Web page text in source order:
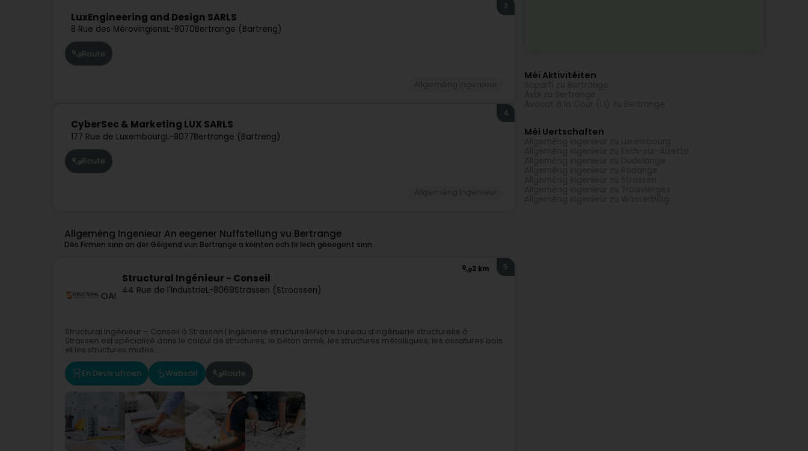
LuxEngineering and Design SARLS
8 Rue des MérovingiensL-8070Bertrange (Bartreng)
3
Route
CyberSec & Marketing LUX SARLS
177 Rue de LuxembourgL-8077Bertrange (Bartreng)
4
Route
Allgeméng Ingenieur An eegener Nuffstellung vu Bertrange
Dës Firmen sinn an der Géigend vun Bertrange a kéinten och fir Iech gëeegent sinn.
2 km
OAI
Structural Ingénieur - Conseil
44 Rue de l'IndustrieL-8069Strassen (Stroossen)
5
Structural Ingénieur – Conseil à Strassen | Ingénierie structurelleNotre bureau d’ingénierie structurelle à
Strassen est spécialisé dans le calcul de structures, le béton armé, les structures métalliques, les ossatures bois
et les structures mixtes...
En Devis ufroen Websäit Route
Méi Aktivitéiten
Méi Uertschaften